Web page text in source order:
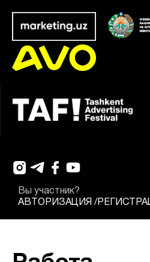
Вы участник?
АВТОРИЗАЦИЯ /